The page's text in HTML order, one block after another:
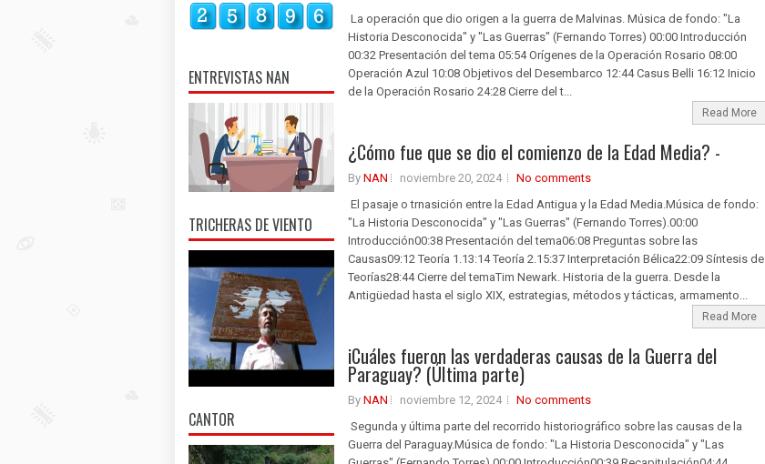
ENTREVISTAS NAN
TRICHERAS DE VIENTO
CANTOR
La operación que dio origen a la guerra de Malvinas. Música de fondo: "La
Historia Desconocida" y "Las Guerras" (Fernando Torres) 00:00 Introducción
00:32 Presentación del tema 05:54 Orígenes de la Operación Rosario 08:00
Operación Azul 10:08 Objetivos del Desembarco 12:44 Casus Belli 16:12 Inicio
de la Operación Rosario 24:28 Cierre del t...
Read More
¿Cómo fue que se dio el comienzo de la Edad Media? -
By NAN noviembre 20, 2024
No comments
El pasaje o trnasición entre la Edad Antigua y la Edad Media.Música de fondo:
"La Historia Desconocida" y "Las Guerras" (Fernando Torres).00:00​
Introducción00:38​ Presentación del tema06:08​ Preguntas sobre las
Causas09:12​ Teoría 1.13:14​ Teoría 2.15:37​ Interpretación Bélica22:09​ Síntesis de
Teorías28:44​ Cierre del temaTim Newark. Historia de la guerra. Desde la
Antigüedad hasta el siglo XIX, estrategias, métodos y tácticas, armamento...
Read More
iCuáles fueron las verdaderas causas de la Guerra del
Paraguay? (ÚItima parte)
By NAN noviembre 12, 2024
No comments
Segunda y última parte del recorrido historiográfico sobre las causas de la
Guerra del Paraguay.Música de fondo: "La Historia Desconocida" y "Las